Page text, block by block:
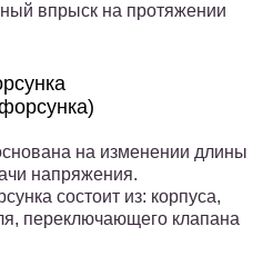
впрыск на протяжении
на изменении длины
напряжения.
состоит из: корпуса,
переключающего клапана